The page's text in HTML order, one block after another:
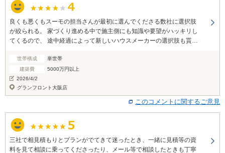
良くも悪くもスーモの担当さんが最初に選んでくださる数社に選択肢
が絞られる。 家づくり進める中で施主側にも知識や要望がハッキリし
てくるので、 途中経過によって新しいハウスメーカーの選択肢も貰え
るサービスがあるとより良かった
世帯構成
単世帯
建築費
5000万円以上
2026/4/2
グランフロント大阪店
このコメントに関するご意見
三社で相見積もりとプランがでてきて迷ったとき、一緒に見積等の資
料を見て相談に乗ってくださったり、メール等で相談したときも丁寧